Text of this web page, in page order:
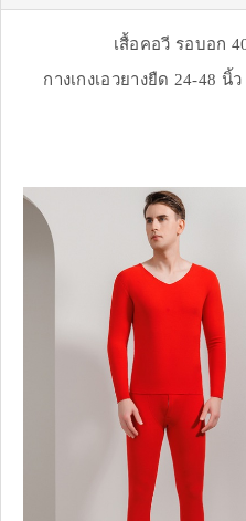
เสื้อคอวี รอบอก
กางเกงเอวยางยืด 24-48 นิ้